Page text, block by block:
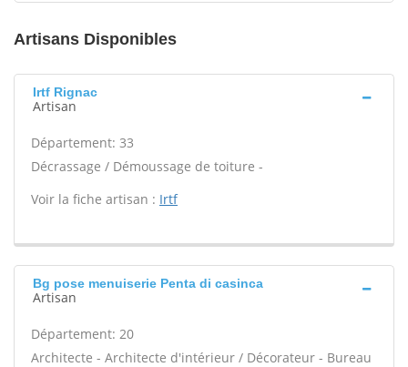
Artisans Disponibles
Irtf Rignac
Artisan
Département: 33
Décrassage / Démoussage de toiture -
Voir la fiche artisan : Irtf
Bg pose menuiserie Penta di casinca
Artisan
Département: 20
Architecte - Architecte d'intérieur / Décorateur - Bureau